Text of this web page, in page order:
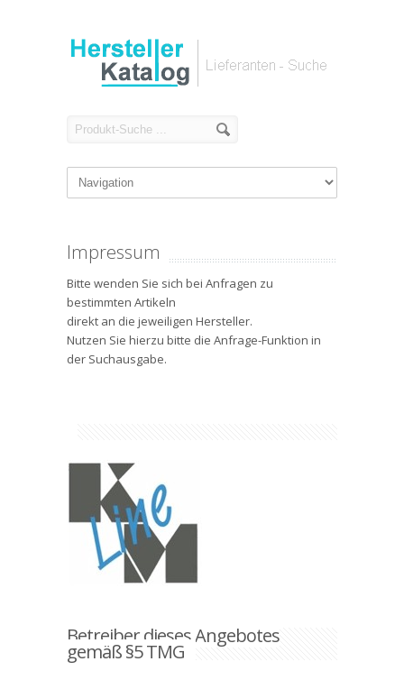
Impressum
Bitte wenden Sie sich bei Anfragen zu
bestimmten Artikeln
direkt an die jeweiligen Hersteller.
Nutzen Sie hierzu bitte die Anfrage-Funktion in
der Suchausgabe.
Betreiber dieses Angebotes
gemäß §5 TMG